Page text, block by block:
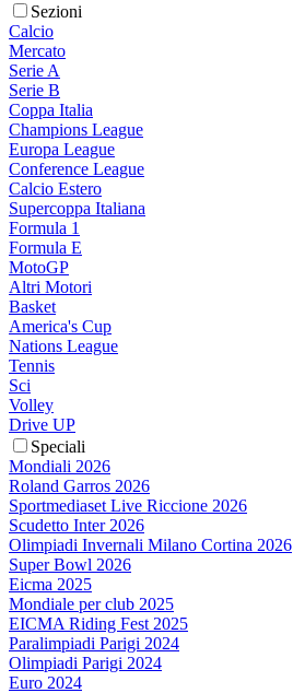
Sezioni
Calcio
Mercato
Serie A
Serie B
Coppa Italia
Champions League
Europa League
Conference League
Calcio Estero
Supercoppa Italiana
Formula 1
Formula E
MotoGP
Altri Motori
Basket
America's Cup
Nations League
Tennis
Sci
Volley
Drive UP
Speciali
Mondiali 2026
Roland Garros 2026
Sportmediaset Live Riccione 2026
Scudetto Inter 2026
Olimpiadi Invernali Milano Cortina 2026
Super Bowl 2026
Eicma 2025
Mondiale per club 2025
EICMA Riding Fest 2025
Paralimpiadi Parigi 2024
Olimpiadi Parigi 2024
Euro 2024